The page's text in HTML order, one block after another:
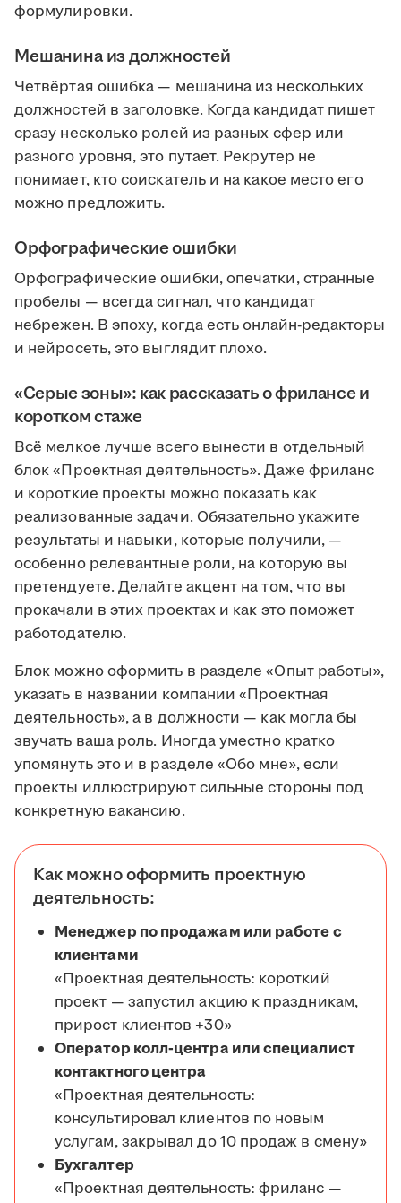
формулировки.
Мешанина из должностей
Четвёртая ошибка — мешанина из нескольких
должностей в заголовке. Когда кандидат пишет
сразу несколько ролей из разных сфер или
разного уровня, это путает. Рекрутер не
понимает, кто соискатель и на какое место его
можно предложить.
Орфографические ошибки
Орфографические ошибки, опечатки, странные
пробелы — всегда сигнал, что кандидат
небрежен. В эпоху, когда есть онлайн-редакторы
и нейросеть, это выглядит плохо.
«Серые зоны»: как рассказать о фрилансе и
коротком стаже
Всё мелкое лучше всего вынести в отдельный
блок «Проектная деятельность». Даже фриланс
и короткие проекты можно показать как
реализованные задачи. Обязательно укажите
результаты и навыки, которые получили, —
особенно релевантные роли, на которую вы
претендуете. Делайте акцент на том, что вы
прокачали в этих проектах и как это поможет
работодателю.
Блок можно оформить в разделе «Опыт работы»,
указать в названии компании «Проектная
деятельность», а в должности — как могла бы
звучать ваша роль. Иногда уместно кратко
упомянуть это и в разделе «Обо мне», если
проекты иллюстрируют сильные стороны под
конкретную вакансию.
Как можно оформить проектную
деятельность:
Менеджер по продажам или работе с
клиентами
«Проектная деятельность: короткий
проект — запустил акцию к праздникам,
прирост клиентов +30»
Оператор колл-центра или специалист
контактного центра
«Проектная деятельность:
консультировал клиентов по новым
услугам, закрывал до 10 продаж в смену»
Бухгалтер
«Проектная деятельность: фриланс —